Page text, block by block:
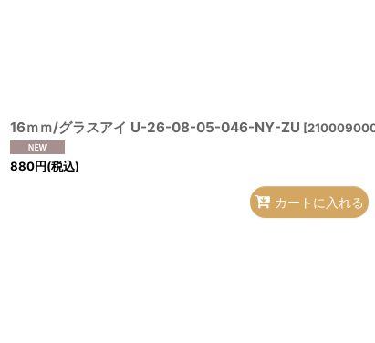
16ｍｍ/グラスアイ U-26-08-05-046-NY-ZU [
880円(税込)
カートに入れる